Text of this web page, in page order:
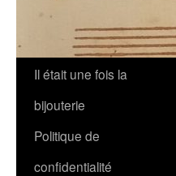
Il était une fois la
bijouterie
Politique de
confidentialité